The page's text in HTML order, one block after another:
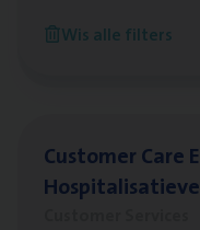
Wis alle filters
Antwerpen
Cus­to­mer Care